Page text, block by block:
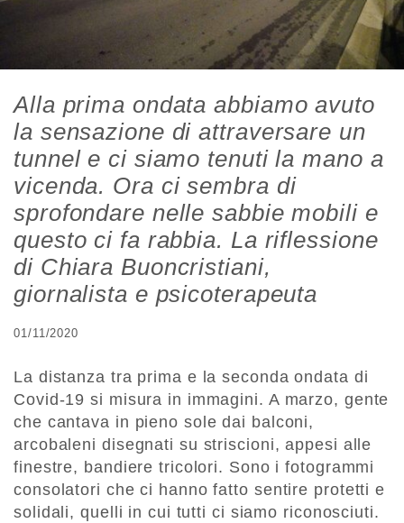
Alla prima ondata abbiamo avuto
la sensazione di attraversare un
tunnel e ci siamo tenuti la mano a
vicenda. Ora ci sembra di
sprofondare nelle sabbie mobili e
questo ci fa rabbia. La riflessione
di Chiara Buoncristiani,
giornalista e psicoterapeuta
01/11/2020
La distanza tra prima e la seconda ondata di
Covid-19 si misura in immagini. A marzo, gente
che cantava in pieno sole dai balconi,
arcobaleni disegnati su striscioni, appesi alle
finestre, bandiere tricolori. Sono i fotogrammi
consolatori che ci hanno fatto sentire protetti e
solidali, quelli in cui tutti ci siamo riconosciuti.